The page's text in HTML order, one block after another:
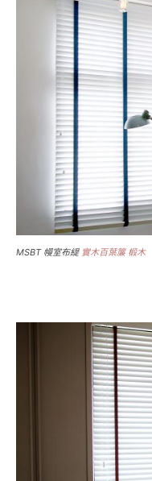
MSBT 幔室布緹 實木百葉簾 椴木